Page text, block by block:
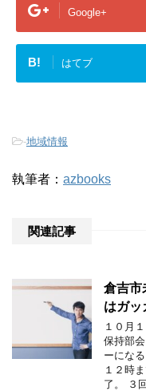
Google+
B! はてブ
-地域情報
執筆者： azbooks
関連記事
倉吉市
はガッ
１０月
保持部
ーにな
１２時
了。 ３